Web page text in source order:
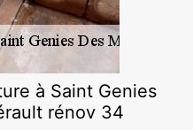
à Saint Genies
rénov 34